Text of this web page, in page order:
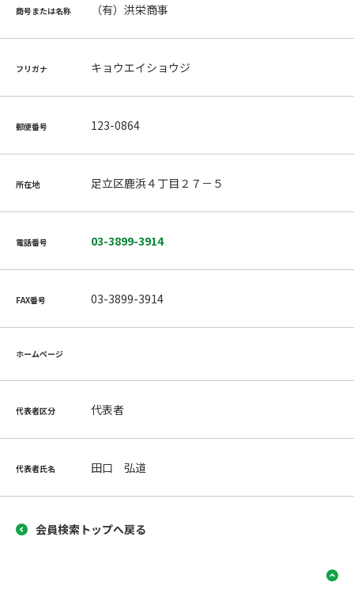
商号または名称 （有）洪栄商事
フリガナ キョウエイショウジ
郵便番号 123-0864
所在地 足立区鹿浜４丁目２７－５
電話番号 03-3899-3914
FAX番号 03-3899-3914
ホームページ
代表者区分 代表者
代表者氏名 田口 弘道
会員検索トップへ戻る